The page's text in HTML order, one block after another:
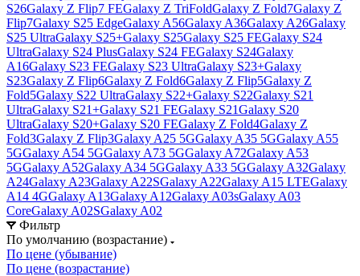
S26Galaxy Z Flip7 FEGalaxy Z TriFoldGalaxy Z Fold7Galaxy Z
Flip7Galaxy S25 EdgeGalaxy A56Galaxy A36Galaxy A26Galaxy
S25 UltraGalaxy S25+Galaxy S25Galaxy S25 FEGalaxy S24
UltraGalaxy S24 PlusGalaxy S24 FEGalaxy S24Galaxy
A16Galaxy S23 FEGalaxy S23 UltraGalaxy S23+Galaxy
S23Galaxy Z Flip6Galaxy Z Fold6Galaxy Z Flip5Galaxy Z
Fold5Galaxy S22 UltraGalaxy S22+Galaxy S22Galaxy S21
UltraGalaxy S21+Galaxy S21 FEGalaxy S21Galaxy S20
UltraGalaxy S20+Galaxy S20 FEGalaxy Z Fold4Galaxy Z
Fold3Galaxy Z Flip3Galaxy A25 5GGalaxy A35 5GGalaxy A55
5GGalaxy A54 5GGalaxy A73 5GGalaxy A72Galaxy A53
5GGalaxy A52Galaxy A34 5GGalaxy A33 5GGalaxy A32Galaxy
A24Galaxy A23Galaxy A22SGalaxy A22Galaxy A15 LTEGalaxy
A14 4GGalaxy A13Galaxy A12Galaxy A03sGalaxy A03
CoreGalaxy A02SGalaxy A02
Фильтр
По умолчанию (возрастание)
По цене (убывание)
По цене (возрастание)